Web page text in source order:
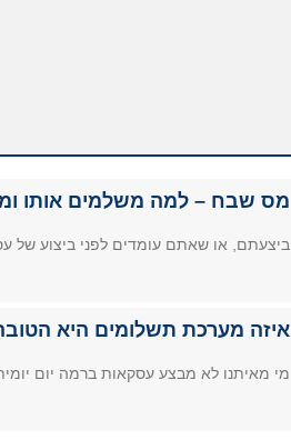
מס שבח – למה משלמים אותו
ביצעתם, או שאתם עומדים לפני ביצוע של
איזה מערכת תשלומים היא
מי מאיתנו לא מבצע עסקאות ברמה יום